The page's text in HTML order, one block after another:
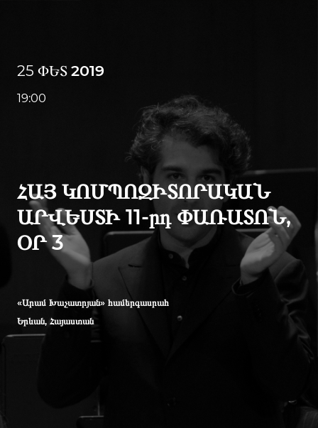
25 ՓԵՏ 2019
19:00
ՀԱՅ ԿՈՄՊՈԶԻՏՈՐԱԿԱՆ
ԱՐՎԵՍՏԻ 11-րդ ՓԱՌԱՏՈՆ,
ՕՐ 3
«Արամ Խաչատրյան» համերգասրահ
Երևան, Հայաստան